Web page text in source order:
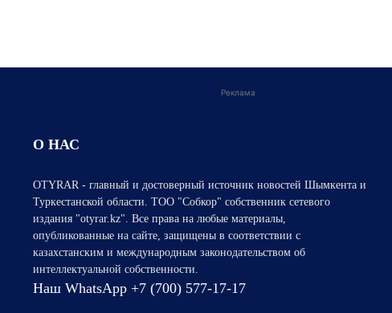
Реклама
О НАС
OTYRAR - главный и достоверный источник новостей Шымкента и
Туркестанской области. ТОО "Собкор" собственник сетевого
издания "otyrar.kz". Все права на любые материалы,
опубликованные на сайте, защищены в соответствии с
казахстанским и международным законодательством об
интеллектуальной собственности.
Наш WhatsApp +7 (700) 577-17-17